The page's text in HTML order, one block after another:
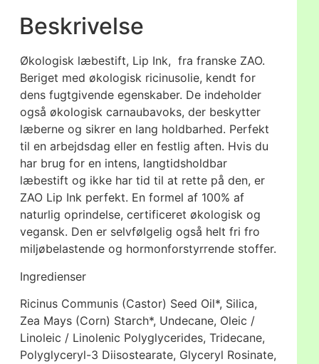
Beskrivelse
Økologisk læbestift, Lip Ink, fra franske ZAO.
Beriget med økologisk ricinusolie, kendt for
dens fugtgivende egenskaber. De indeholder
også økologisk carnaubavoks, der beskytter
læberne og sikrer en lang holdbarhed. Perfekt
til en arbejdsdag eller en festlig aften. Hvis du
har brug for en intens, langtidsholdbar
læbestift og ikke har tid til at rette på den, er
ZAO Lip Ink perfekt. En formel af 100% af
naturlig oprindelse, certificeret økologisk og
vegansk. Den er selvfølgelig også helt fri fro
miljøbelastende og hormonforstyrrende stoffer.
Ingredienser
Ricinus Communis (Castor) Seed Oil*, Silica,
Zea Mays (Corn) Starch*, Undecane, Oleic /
Linoleic / Linolenic Polyglycerides, Tridecane,
Polyglyceryl-3 Diisostearate, Glyceryl Rosinate,